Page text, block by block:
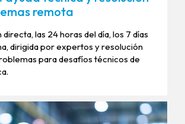
remota
las 24 horas del día, los 7 días
dirigida por expertos y resolución
para desafíos técnicos de